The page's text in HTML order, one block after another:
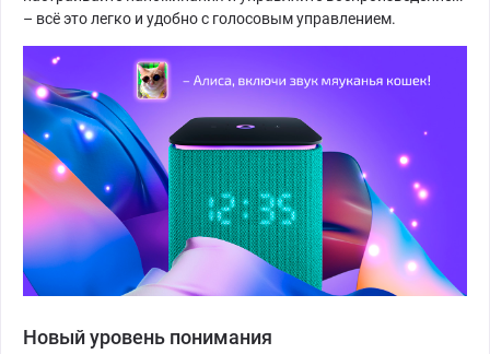
– всё это легко и удобно с голосовым управлением.
Новый уровень понимания